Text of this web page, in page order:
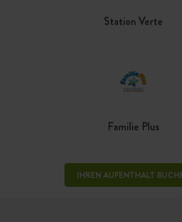
Station Verte
Familie Plus
IHREN AUFENTHALT